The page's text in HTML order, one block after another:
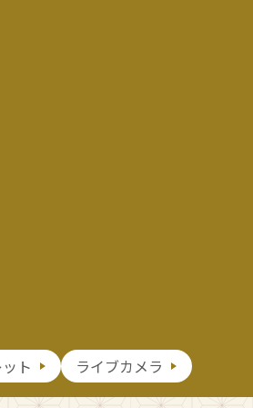
ト ライブカメラ